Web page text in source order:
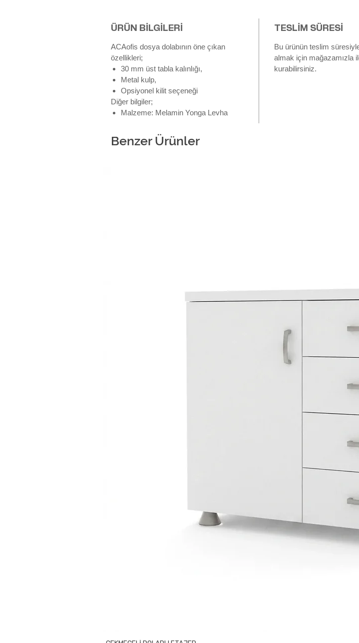
ÜRÜN BİLGİLERİ
ACAofis dosya dolabının öne çıkan
özellikleri;
30 mm üst tabla kalınlığı,
Metal kulp,
Opsiyonel kilit seçeneği
Diğer bilgiler;
Malzeme: Melamin Yonga Levha
TESLİM SÜRESİ
Bu ürünün teslim
almak için mağazamızla
kurabilirsiniz.
Benzer Ürünler